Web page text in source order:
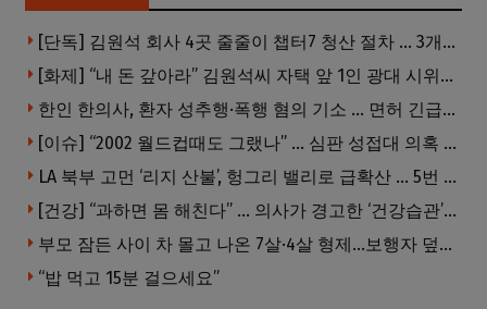
[단독] 김원석 회사 4곳 줄줄이 챕터7 청산 절차 … 3개 법인 같은 날 동시 파산 신청
[화제] “내 돈 갚아라” 김원석씨 자택 앞 1인 광대 시위 … 한인 투자사, “108만 달러 못받아”
한인 한의사, 환자 성추행·폭행 혐의 기소 … 면허 긴급정지
[이슈] “2002 월드컵때도 그랬나” … 심판 성접대 의혹 해외로 일파만파, 4강 신화까지 불똥
LA 북부 고먼 ‘리지 산불’, 헝그리 밸리로 급확산 … 5번 Fwy 양방향 전면 폐쇄
[건강] “과하면 몸 해친다” … 의사가 경고한 ‘건강습관’ 5가지
부모 잠든 사이 차 몰고 나온 7살·4살 형제…보행자 덮쳐 중태
“밥 먹고 15분 걸으세요”